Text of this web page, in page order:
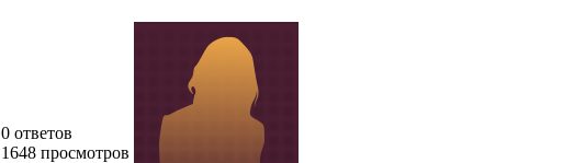
0 ответов
1648 просмотров